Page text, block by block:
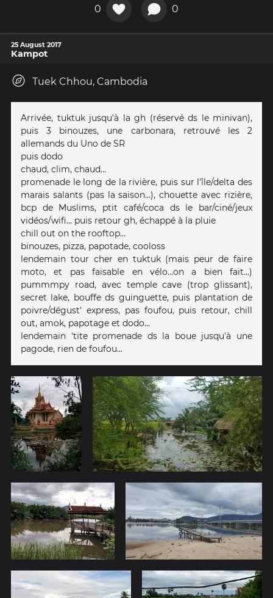
0 0
25 August 2017
Kampot
Tuek Chhou, Cambodia
Arrivée, tuktuk jusqu'à la gh (réservé ds le minivan),
puis 3 binouzes, une carbonara, retrouvé les 2
allemands du Uno de SR
puis dodo
chaud, clim, chaud...
promenade le long de la rivière, puis sur l'île/delta des
marais salants (pas la saison...), chouette avec rizière,
bcp de Muslims, ptit café/coca ds le bar/ciné/jeux
vidéos/wifi... puis retour gh, échappé à la pluie
chill out on the rooftop...
binouzes, pizza, papotade, cooloss
lendemain tour cher en tuktuk (mais peur de faire
moto, et pas faisable en vélo...on a bien fait...)
pummmpy road, avec temple cave (trop glissant),
secret lake, bouffe ds guinguette, puis plantation de
poivre/dégust' express, pas foufou, puis retour, chill
out, amok, papotage et dodo...
lendemain 'tite promenade ds la boue jusqu'à une
pagode, rien de foufou...